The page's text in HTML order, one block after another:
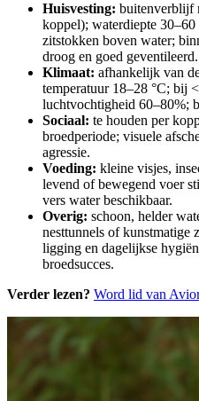
Huisvesting: buitenverblijf
koppel); waterdiepte 30–60
zitstokken boven water;
droog en goed geventileerd.
Klimaat: afhankelijk van
temperatuur 18–28 °C; bij
luchtvochtigheid 60–80%;
Sociaal: te houden per
broedperiode; visuele
agressie.
Voeding: kleine visjes,
levend of bewegend voer
vers water beschikbaar.
Overig: schoon, helder
nesttunnels of kunstmatige
ligging en dagelijkse
broedsucces.
Verder lezen? Word lid van